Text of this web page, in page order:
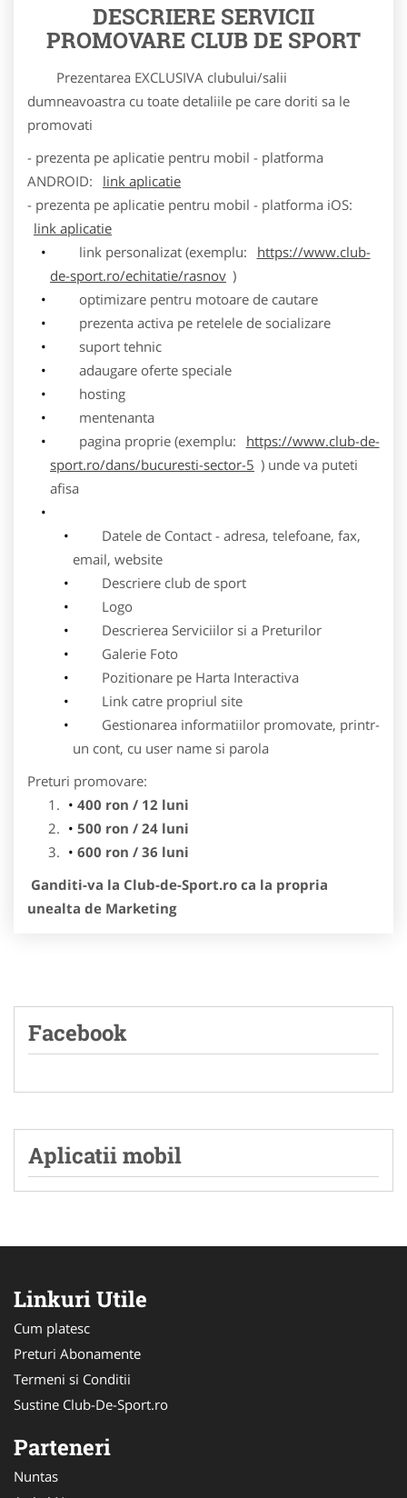
DESCRIERE SERVICII
PROMOVARE CLUB DE SPORT
Prezentarea EXCLUSIVA clubului/salii
dumneavoastra cu toate detaliile pe care doriti sa le
promovati
- prezenta pe aplicatie pentru mobil - platforma
ANDROID:
link aplicatie
- prezenta pe aplicatie pentru mobil - platforma iOS:
link aplicatie
link personalizat (exemplu:
https://www.club-
de-sport.ro/echitatie/rasnov )
optimizare pentru motoare de cautare
prezenta activa pe retelele de socializare
suport tehnic
adaugare oferte speciale
hosting
mentenanta
pagina proprie (exemplu:
https://www.club-de-
sport.ro/dans/bucuresti-sector-5 ) unde va puteti
afisa
Datele de Contact - adresa, telefoane, fax,
email, website
Descriere club de sport
Logo
Descrierea Serviciilor si a Preturilor
Galerie Foto
Pozitionare pe Harta Interactiva
Link catre propriul site
Gestionarea informatiilor promovate, printr-
un cont, cu user name si parola
Preturi promovare:
400 ron / 12 luni
500 ron / 24 luni
600 ron / 36 luni
Ganditi-va la Club-de-Sport.ro ca la propria
unealta de Marketing
Facebook
Aplicatii mobil
Linkuri Utile
Cum platesc
Preturi Abonamente
Termeni si Conditii
Sustine Club-De-Sport.ro
Parteneri
Nuntas